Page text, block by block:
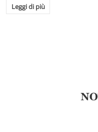
Leggi di più